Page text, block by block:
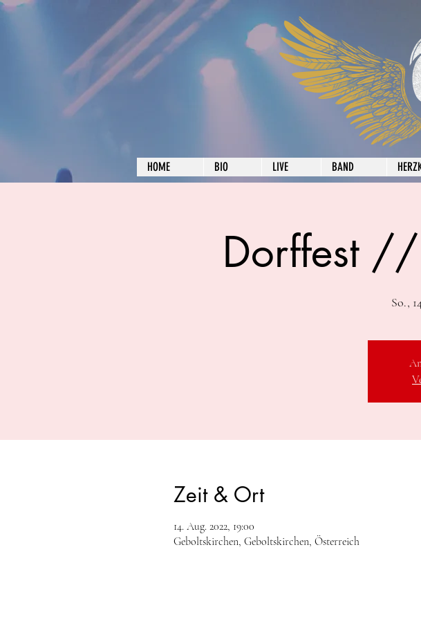
HOME BIO LIVE BAND
Dorffest //
So.,
Zeit & Ort
14. Aug. 2022, 19:00
Geboltskirchen, Geboltskirchen, Österreich